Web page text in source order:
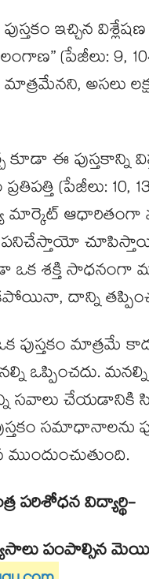
ఇచ్చిన
(పేజీలు: 9,
మాత్రమేనని, అసలు
ఈ పుస్తకాన్ని
(పేజీలు:
మార్కెట్ ఆధారితంగా
ఒక శక్తి సాధనంగా
దాన్ని
పుస్తకం మాత్రమే
ఒప్పించదు. మనల్ని
సవాలు చేయడానికి
సమాధానాలను
పరిశోధన విద్యార్థి-
పంపాల్సిన